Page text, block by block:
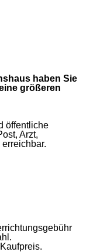
haben Sie
größeren
öffentliche
Arzt,